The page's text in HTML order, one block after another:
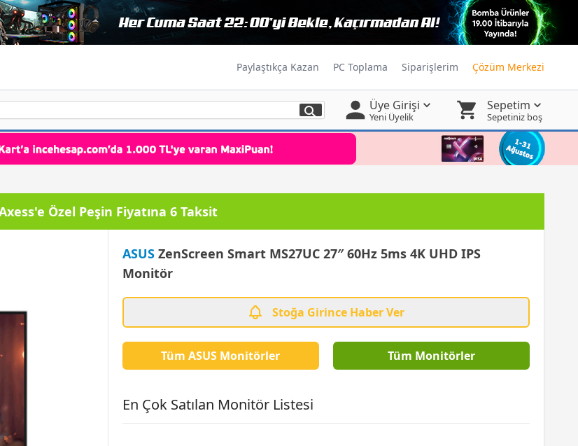
Paylaştıkça Kazan PC Toplama Siparişlerim Çözüm Merkezi
Üye Girişi
Yeni Üyelik
Sepetim
Sepetiniz boş
Paraf Karta Peşin Fiyatına 3 Taksit
ASUSZenScreen Smart MS27UC 27″ 60Hz 5ms 4K UHD IPS
Monitör
Stoğa Girince Haber Ver
Tüm ASUS Monitörler Tüm Monitörler
En Çok Satılan Monitör Listesi